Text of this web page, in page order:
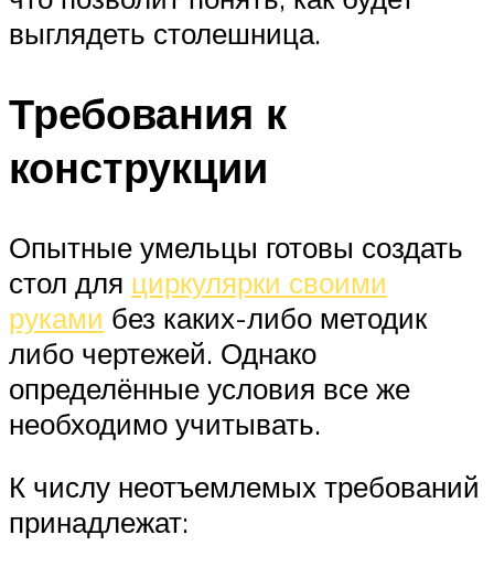
выглядеть столешница.
Требования к
конструкции
Опытные умельцы готовы создать
стол для циркулярки своими
руками без каких-либо методик
либо чертежей. Однако
определённые условия все же
необходимо учитывать.
К числу неотъемлемых требований
принадлежат: